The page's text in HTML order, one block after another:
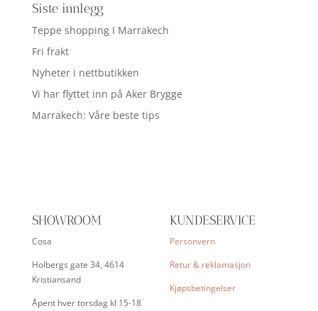
Siste innlegg
Teppe shopping I Marrakech
Fri frakt
Nyheter i nettbutikken
Vi har flyttet inn på Aker Brygge
Marrakech: Våre beste tips
SHOWROOM
Cosa
Holbergs gate 34, 4614
Kristiansand
Åpent hver torsdag kl 15-18
KUNDESERVICE
Personvern
Retur & reklamasjon
Kjøpsbetingelser